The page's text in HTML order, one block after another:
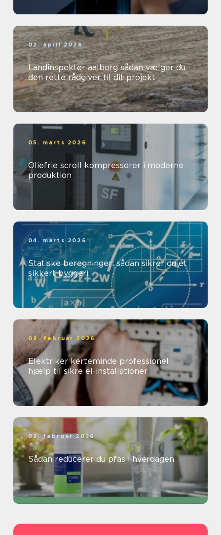
02. april 2026
Landinspektør aalborg sådan vælger du
den rette rådgiver til dit projekt
05. marts 2026
Oliefrie scroll kompressorer i moderne
produktion
04. marts 2026
Statiske beregninger: sådan sikrer du et
sikkert byggeri
09. februar 2026
Elektriker kerteminde professionel
hjælp til sikre el-installationer
02. februar 2026
Sådan reducerer du pfas i hverdagen